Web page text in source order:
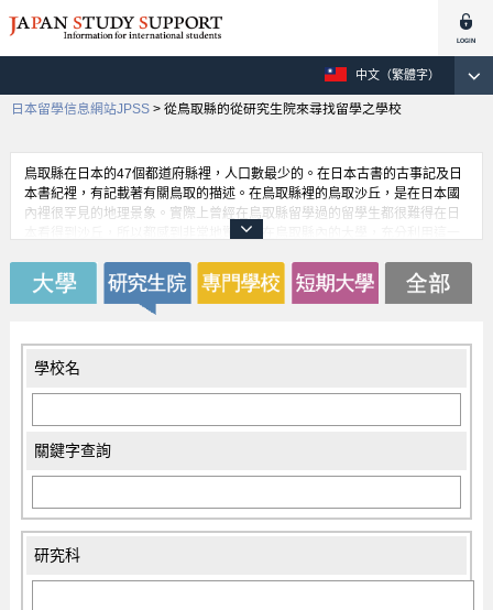
中文（繁體字）
日本留學信息網站JPSS > 從鳥取縣的從研究生院來尋找留學之學校
鳥取縣在日本的47個都道府縣裡，人口數最少的。在日本古書的古事記及日
本書紀裡，有記載著有關鳥取的描述。在鳥取縣裡的鳥取沙丘，是在日本國
內裡很罕見的地理景象。實際上曾經在鳥取縣留學過的留學生都很難得在日
本看得到沙丘，所以都感到非常地驚訝。在鳥取縣內的大學，充分利用這一
域。
學校名
關鍵字查詢
研究科